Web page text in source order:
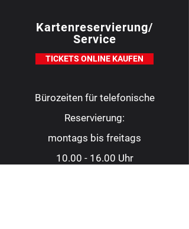
Kartenreservierung/
Service
TICKETS ONLINE KAUFEN
Bürozeiten für telefonische
Reservierung:
montags bis freitags
10.00 - 16.00 Uhr